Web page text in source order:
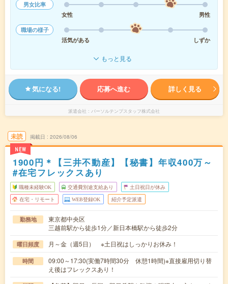
男女比率
女性
男性
職場の様子
活気がある
しずか
もっと見る
気になる! 応募へ進む 詳しく見る
派遣会社 パーソルテンプスタッフ株式会社
未読
NEW
掲載日 2026/08/06
1900円＊【三井不動産】【秘書】年収400万～
#在宅フレックスあり
職種未経験OK 交通費別途支給あり 土日祝日が休み
在宅・リモート WEB登録OK 紹介予定派遣
勤務地
東京都中央区
三越前駅から徒歩1分／新日本橋駅から徒歩2分
曜日頻度 月～金（週5日） ※土日祝はしっかりお休み！
時間
09:00～17:30(実働7時間30分 休憩1時間)※直接雇用切り替
え後はフレックスあり！